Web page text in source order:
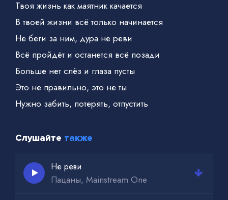
Твоя жизнь как маятник качается
В твоей жизни всё только начинается
Не беги за ним, дура не реви
Всё пройдёт и останется всё позади
Больше нет слёз и глаза пусты
Это не правильно, это не ты
Нужно забить, потерять, отпустить
Слушайте также
Не реви
Пацаны, Mainstream One